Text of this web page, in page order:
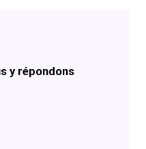
y répondons